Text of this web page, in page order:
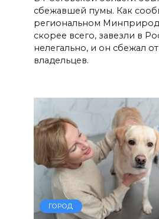
сбежавшей пумы. Как
региональном
скорее всего, завезли в
нелегально, и он сбежал
владельцев.
ГОРОД